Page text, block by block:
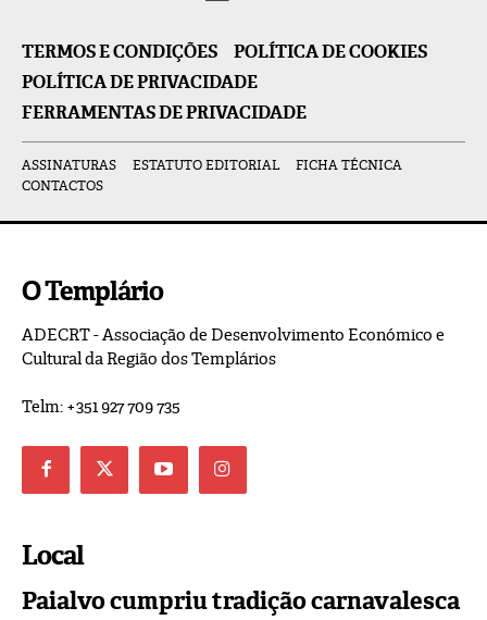
TERMOS E CONDIÇÕES
POLÍTICA DE COOKIES
POLÍTICA DE PRIVACIDADE
FERRAMENTAS DE PRIVACIDADE
ASSINATURAS ESTATUTO EDITORIAL
FICHA TÉCNICA
CONTACTOS
O Templário
ADECRT - Associação de Desenvolvimento Económico e
Cultural da Região dos Templários
Telm: +351 927 709 735
Local
Paialvo cumpriu tradição carnavalesca